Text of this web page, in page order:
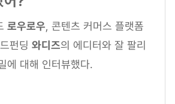
로우로우, 콘텐츠 커머스 플랫폼
펀딩 와디즈의 에디터와 잘 팔리
에 대해 인터뷰했다.